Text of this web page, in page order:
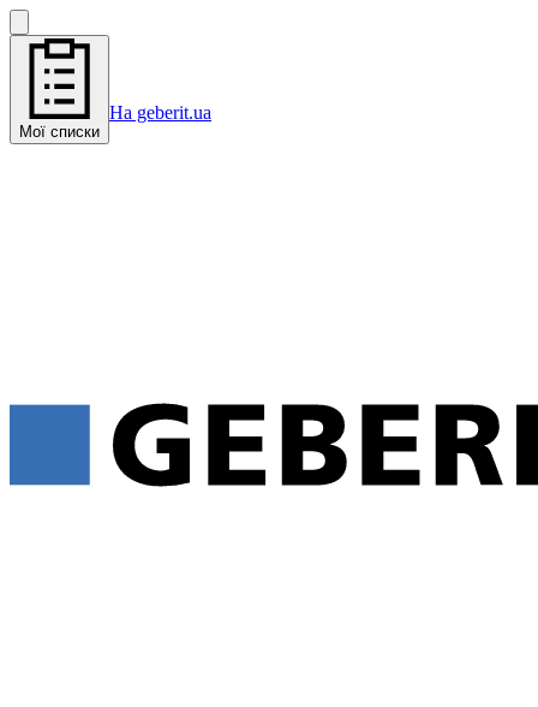
Мої списки
На geberit.ua